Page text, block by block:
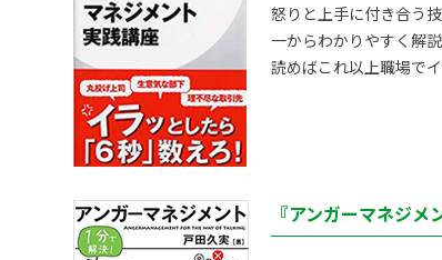
怒りと上手に付き合う
一からわかりやすく解
読めばこれ以上職場で
『アンガーマネジメ